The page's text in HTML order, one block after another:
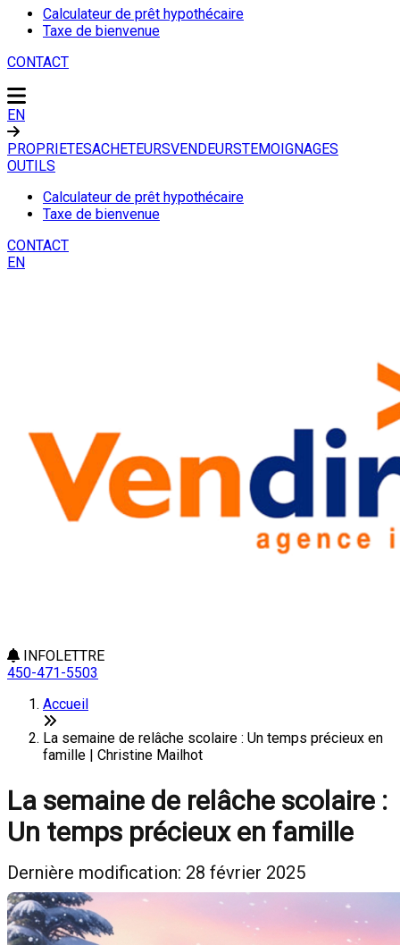
Calculateur de prêt hypothécaire
Taxe de bienvenue
CONTACT
EN
PROPRIETESACHETEURSVENDEURSTEMOIGNAGES
OUTILS
Calculateur de prêt hypothécaire
Taxe de bienvenue
CONTACT
EN
INFOLETTRE
450-471-5503
Accueil
La semaine de relâche scolaire : Un temps précieux en
famille | Christine Mailhot
La semaine de relâche scolaire :
Un temps précieux en famille
Dernière modification: 28 février 2025